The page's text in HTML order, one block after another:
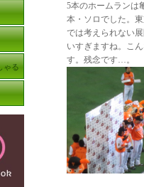
5本のホームランは
本・ソロでした。
では考えられない
いすぎますね。こ
す。残念です…。
ゃる